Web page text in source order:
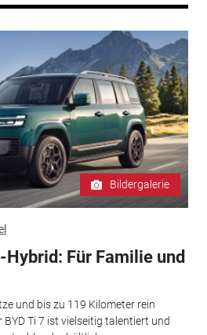
Bildergalerie
Für Familie und
und bis zu 119 Kilometer rein
BYD Ti 7 ist vielseitig talentiert und